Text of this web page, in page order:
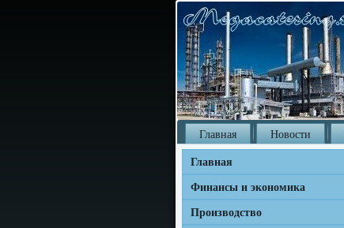
Главная Новости
Главная
Финансы и экономика
Производство